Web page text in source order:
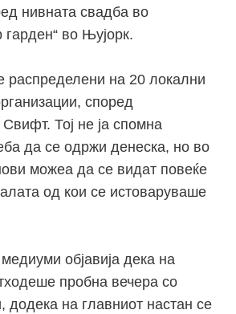
нивната свадба во
во Њујорк.
распределени на 20 локални
според
Тој не ја спомна
да се одржи денеска, но во
можеа да се видат повеќе
од кои се истоваруваше
објавија дека на
пробна вечера со
додека на главниот настан се